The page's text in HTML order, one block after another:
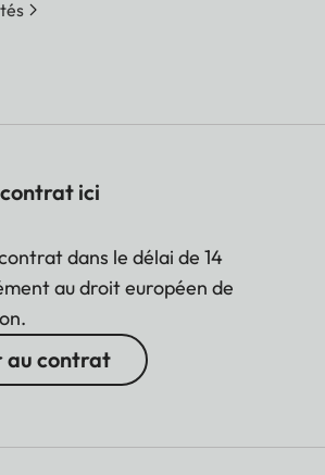
ici
dans le délai de 14
au droit européen de
au contrat